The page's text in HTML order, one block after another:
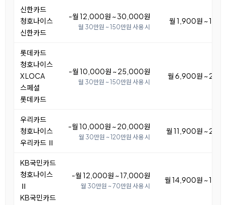
신한카드
청호나이스
신한카드
-월 12,000원 ~ 30,000원
월 30만원 ~ 150만원 사용 시
월 1,900원 ~
롯데카드
청호나이스
X LOCA
스페셜
롯데카드
-월 10,000원 ~ 25,000원
월 30만원 ~ 150만원 사용 시
월 6,900원 ~
우리카드
청호나이스
우리카드 Ⅱ
-월 10,000원 ~ 20,000원
월 30만원 ~ 120만원 사용 시
월 11,900원 ~
KB국민카드
청호나이스
Ⅱ
KB국민카드
-월 12,000원 ~ 17,000원
월 30만원 ~ 70만원 사용 시
월 14,900원 ~